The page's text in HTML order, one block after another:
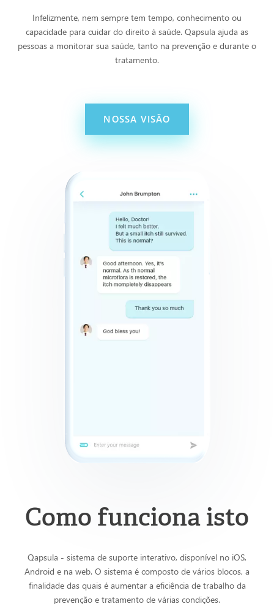
Infelizmente, nem sempre tem tempo, conhecimento ou
capacidade para cuidar do direito à saúde. Qapsula ajuda as
pessoas a monitorar sua saúde, tanto na prevenção e durante o
tratamento.
NOSSA VISÃO
Como funciona isto
Qapsula - sistema de suporte interativo, disponível no iOS,
Android e na web. O sistema é composto de vários blocos, a
finalidade das quais é aumentar a eficiência de trabalho da
prevenção e tratamento de várias condições.